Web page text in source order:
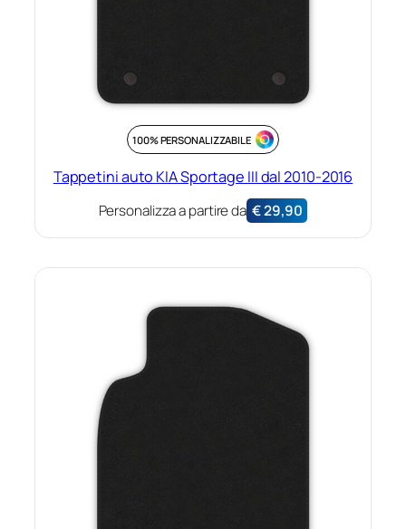
100% PERSONALIZZABILE
Tappetini auto KIA Sportage III dal 2010-2016
Personalizza a partire da €29,90